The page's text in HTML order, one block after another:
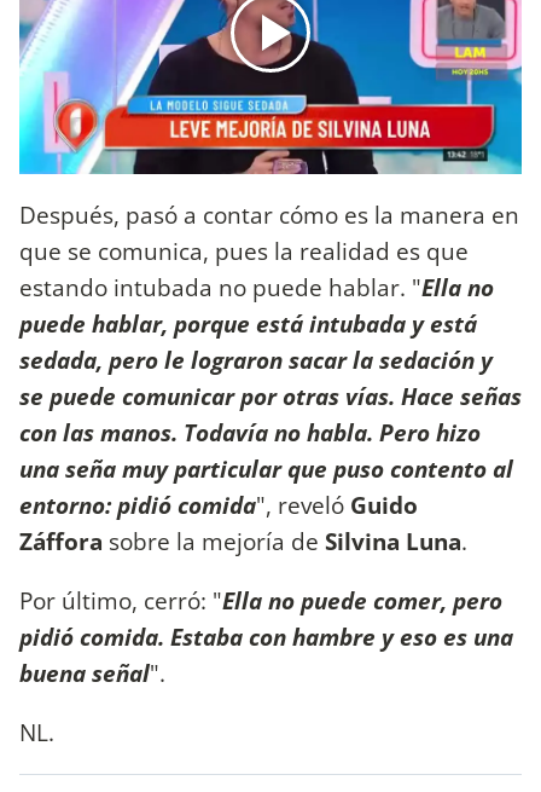
Después, pasó a contar cómo es la manera en
que se comunica, pues la realidad es que
estando intubada no puede hablar. "Ella no
puede hablar, porque está intubada y está
sedada, pero le lograron sacar la sedación y
se puede comunicar por otras vías. Hace señas
con las manos. Todavía no habla. Pero hizo
una seña muy particular que puso contento al
entorno: pidió comida", reveló Guido
Záffora sobre la mejoría de Silvina Luna.
Por último, cerró: "Ella no puede comer, pero
pidió comida. Estaba con hambre y eso es una
buena señal".
NL.